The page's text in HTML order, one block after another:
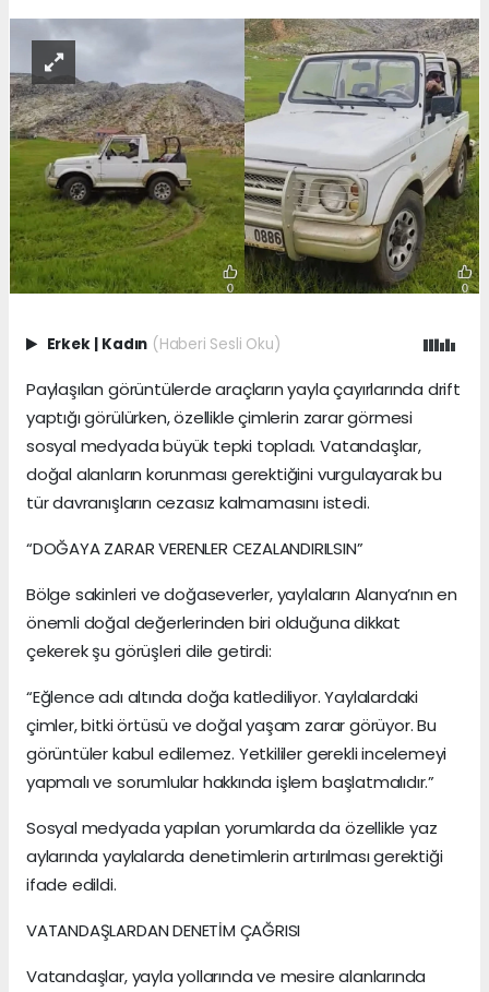
Erkek | Kadın (Haberi Sesli Oku)
Paylaşılan görüntülerde araçların yayla çayırlarında drift
yaptığı görülürken, özellikle çimlerin zarar görmesi
sosyal medyada büyük tepki topladı. Vatandaşlar,
doğal alanların korunması gerektiğini vurgulayarak bu
tür davranışların cezasız kalmamasını istedi.
“DOĞAYA ZARAR VERENLER CEZALANDIRILSIN”
Bölge sakinleri ve doğaseverler, yaylaların Alanya’nın en
önemli doğal değerlerinden biri olduğuna dikkat
çekerek şu görüşleri dile getirdi:
“Eğlence adı altında doğa katlediliyor. Yaylalardaki
çimler, bitki örtüsü ve doğal yaşam zarar görüyor. Bu
görüntüler kabul edilemez. Yetkililer gerekli incelemeyi
yapmalı ve sorumlular hakkında işlem başlatmalıdır.”
Sosyal medyada yapılan yorumlarda da özellikle yaz
aylarında yaylalarda denetimlerin artırılması gerektiği
ifade edildi.
VATANDAŞLARDAN DENETİM ÇAĞRISI
Vatandaşlar, yayla yollarında ve mesire alanlarında